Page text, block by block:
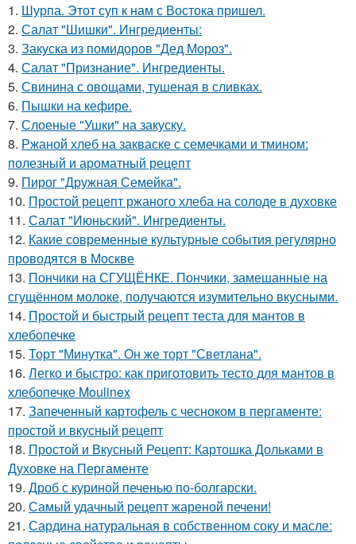
1. Шурпа. Этот суп к нам с Востока пришел.
2. Салат "Шишки". Ингредиенты:
3. Закуска из помидоров "Дед Мороз".
4. Салат "Признание". Ингредиенты.
5. Свинина с овощами, тушеная в сливках.
6. Пышки на кефире.
7. Слоеные "Ушки" на закуску.
8. Ржаной хлеб на закваске с семечками и тмином:
полезный и ароматный рецепт
9. Пирог "Дружная Семейка".
10. Простой рецепт ржаного хлеба на солоде в духовке
11. Салат "Июньский". Ингредиенты.
12. Какие современные культурные события регулярно
проводятся в Москве
13. Пончики на СГУЩЁНКЕ. Пончики, замешанные на
сгущённом молоке, получаются изумительно вкусными.
14. Простой и быстрый рецепт теста для мантов в
хлебопечке
15. Торт "Минутка". Он же торт "Светлана".
16. Легко и быстро: как приготовить тесто для мантов в
хлебопечке Moulinex
17. Запеченный картофель с чесноком в пергаменте:
простой и вкусный рецепт
18. Простой и Вкусный Рецепт: Картошка Дольками в
Духовке на Пергаменте
19. Дроб с куриной печенью по-болгарски.
20. Самый удачный рецепт жареной печени!
21. Сардина натуральная в собственном соку и масле: